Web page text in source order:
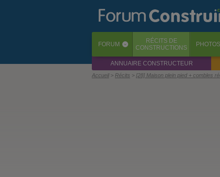
FORUM ‹ RÉCITS DE
CONSTRUCTIONS
PHOTOS
ANNUAIRE CONSTRUCTEUR
Accueil Récits [28] Maison plein pied + combles